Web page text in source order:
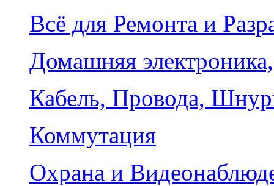
Всё для Ремонта и
Домашняя
Кабель, Провода,
Коммутация
Охрана и